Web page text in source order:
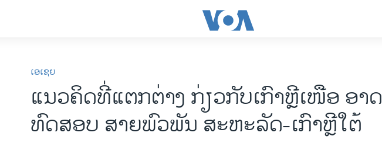
ເອເຊຍ
ແນວຄິດທີ່ແຕກຕ່າງ ກ່ຽວກັບເກົາຫຼີເໜືອ ອາດ
ທົດສອບ ສາຍພົວພັນ ສະຫະລັດ-ເກົາຫຼີໃຕ້